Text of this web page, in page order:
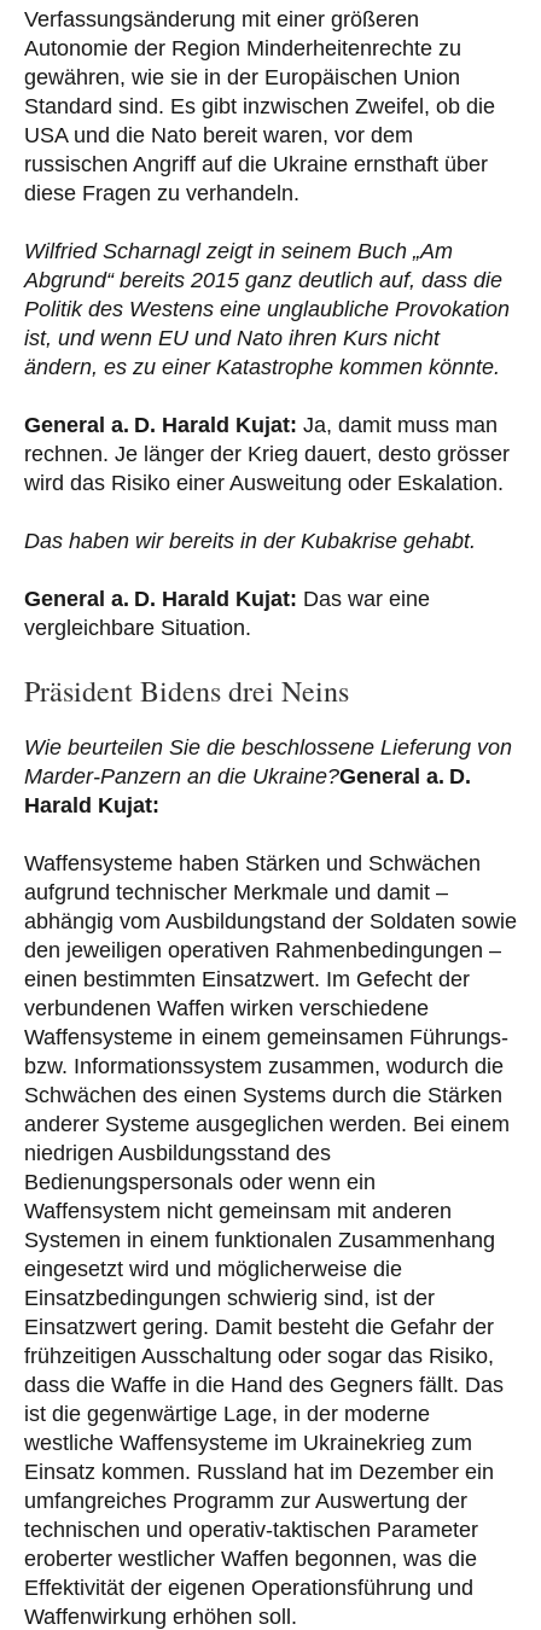
Verfassungsänderung mit einer größeren
Autonomie der Region Minderheitenrechte zu
gewähren, wie sie in der Europäischen Union
Standard sind. Es gibt inzwischen Zweifel, ob die
USA und die Nato bereit waren, vor dem
russischen Angriff auf die Ukraine ernsthaft über
diese Fragen zu verhandeln.
Wilfried Scharnagl zeigt in seinem Buch „Am
Abgrund“ bereits 2015 ganz deutlich auf, dass die
Politik des Westens eine unglaubliche Provokation
ist, und wenn EU und Nato ihren Kurs nicht
ändern, es zu einer Katastrophe kommen könnte.
General a. D. Harald Kujat: Ja, damit muss man
rechnen. Je länger der Krieg dauert, desto grösser
wird das Risiko einer Ausweitung oder Eskalation.
Das haben wir bereits in der Kubakrise gehabt.
General a. D. Harald Kujat: Das war eine
vergleichbare Situation.
Präsident Bidens drei Neins
Wie beurteilen Sie die beschlossene Lieferung von
Marder-Panzern an die Ukraine?General a. D.
Harald Kujat:
Waffensysteme haben Stärken und Schwächen
aufgrund technischer Merkmale und damit –
abhängig vom Ausbildungstand der Soldaten sowie
den jeweiligen operativen Rahmenbedingungen –
einen bestimmten Einsatzwert. Im Gefecht der
verbundenen Waffen wirken verschiedene
Waffensysteme in einem gemeinsamen Führungs-
bzw. Informationssystem zusammen, wodurch die
Schwächen des einen Systems durch die Stärken
anderer Systeme ausgeglichen werden. Bei einem
niedrigen Ausbildungsstand des
Bedienungspersonals oder wenn ein
Waffensystem nicht gemeinsam mit anderen
Systemen in einem funktionalen Zusammenhang
eingesetzt wird und möglicherweise die
Einsatzbedingungen schwierig sind, ist der
Einsatzwert gering. Damit besteht die Gefahr der
frühzeitigen Ausschaltung oder sogar das Risiko,
dass die Waffe in die Hand des Gegners fällt. Das
ist die gegenwärtige Lage, in der moderne
westliche Waffensysteme im Ukrainekrieg zum
Einsatz kommen. Russland hat im Dezember ein
umfangreiches Programm zur Auswertung der
technischen und operativ-taktischen Parameter
eroberter westlicher Waffen begonnen, was die
Effektivität der eigenen Operationsführung und
Waffenwirkung erhöhen soll.